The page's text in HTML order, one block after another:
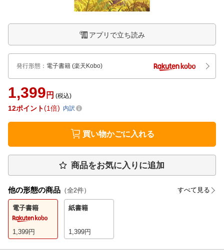
アプリで立ち読み
発行形態 ： 電子書籍 (楽天Kobo)
1,399 円 (税込)
12ポイント 1倍 内訳
買い物かごに入れる
商品をお気に入りに追加
他の形態の商品 （全2件） すべて見る
電子書籍
1,399円
紙書籍
1,399円